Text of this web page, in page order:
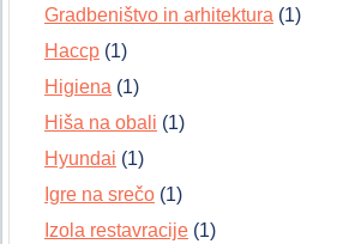
Gradbeništvo in arhitektura (1)
Haccp (1)
Higiena (1)
Hiša na obali (1)
Hyundai (1)
Igre na srečo (1)
Izola restavracije (1)